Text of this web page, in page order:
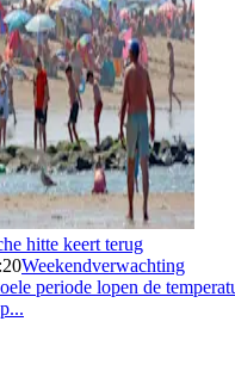
hitte keert terug
Weekendverwachting
periode lopen de